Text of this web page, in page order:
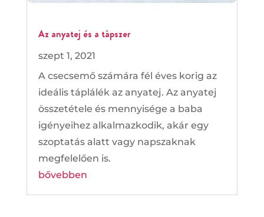
Az anyatej és a tápszer
szept 1, 2021
A csecsemő számára fél éves korig az
ideális táplálék az anyatej. Az anyatej
összetétele és mennyisége a baba
igényeihez alkalmazkodik, akár egy
szoptatás alatt vagy napszaknak
megfelelően is.
bővebben